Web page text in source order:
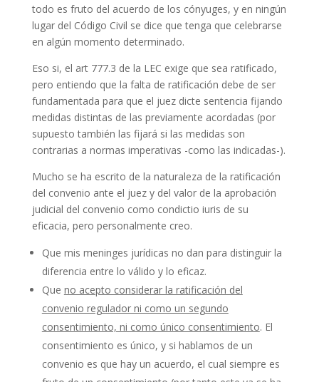
todo es fruto del acuerdo de los cónyuges, y en ningún
lugar del Código Civil se dice que tenga que celebrarse
en algún momento determinado.
Eso si, el art 777.3 de la LEC exige que sea ratificado,
pero entiendo que la falta de ratificación debe de ser
fundamentada para que el juez dicte sentencia fijando
medidas distintas de las previamente acordadas (por
supuesto también las fijará si las medidas son
contrarias a normas imperativas -como las indicadas-).
Mucho se ha escrito de la naturaleza de la ratificación
del convenio ante el juez y del valor de la aprobación
judicial del convenio como condictio iuris de su
eficacia, pero personalmente creo.
Que mis meninges jurídicas no dan para distinguir la
diferencia entre lo válido y lo eficaz.
Que no acepto considerar la ratificación del
convenio regulador ni como un segundo
consentimiento, ni como único consentimiento. El
consentimiento es único, y si hablamos de un
convenio es que hay un acuerdo, el cual siempre es